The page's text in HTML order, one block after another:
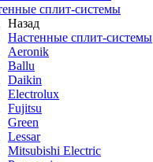
сплит-системы
Назад
Настенные сплит-системы
Aeronik
Ballu
Daikin
Electrolux
Fujitsu
Green
Lessar
Mitsubishi Electric